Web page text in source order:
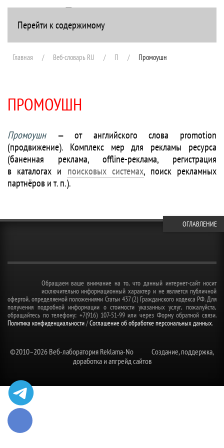
Перейти к содержимому+7(916) 107-51-99
Главная Веб-словарь RU П Промоушн
ПРОМОУШН
Промоушн— от английского слова promotion
(продвижение). Комплекс мер для рекламы ресурса
(баненная реклама, offline-реклама, регистрация
в каталогах и поисковых системах, поиск рекламных
партнёров и т. п.).
Обращаем ваше внимание на то, что данный интернет-сайт носит
исключительно информационный характер и не является публичной
офертой, определяемой положениями Статьи 437 (2) Гражданского кодекса РФ. Для
получения подробной информации о стоимости указанных услуг, пожалуйста,
обращайтесь по телефону: +7(916) 107-51-99 или через Форму обратной связи.
Политика конфиденциальности/Соглашение об обработке персональных данных.
©2010–2026 Веб-лаборатория Reklama-No
Создание, поддержка,
доработка и апгрейд сайтов
ОГЛАВЛЕНИЕ